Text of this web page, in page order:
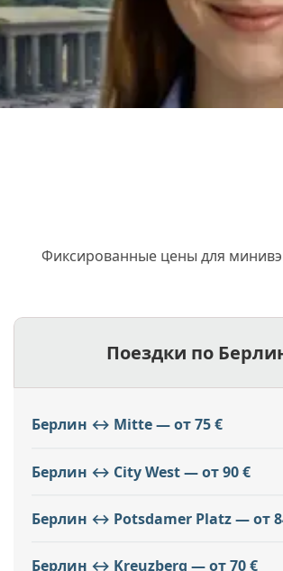
Фиксированные цены для
Поездки по
Берлин ↔ Mitte — от 75 €
Берлин ↔ City West — от 90 €
Берлин ↔ Potsdamer Platz — от
Берлин ↔ Kreuzberg — от 70 €